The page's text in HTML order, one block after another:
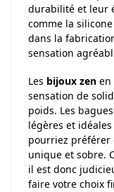
durabilité et leur
comme la
dans la
sensation
Les bijoux zen en
sensation de
poids. Les
légères et
pourriez préférer
unique et sobre.
il est donc
faire votre choix